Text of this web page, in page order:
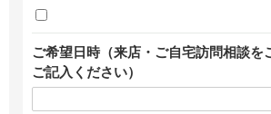
ご希望日時（来店・ご自宅訪問相談を
ご記入ください）